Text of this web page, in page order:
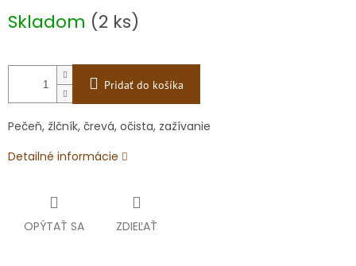
cena:
Skladom (2 ks)
Pridať do košíka
Pečeň, žlčník, črevá, očista, zažívanie
Detailné informácie
OPÝTAŤ SA ZDIEĽAŤ